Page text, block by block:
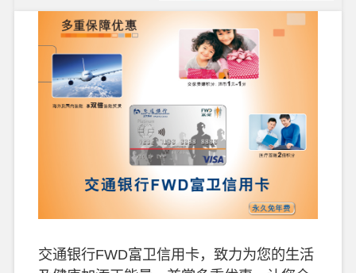
交通银行FWD富卫信用卡，致力为您的生活